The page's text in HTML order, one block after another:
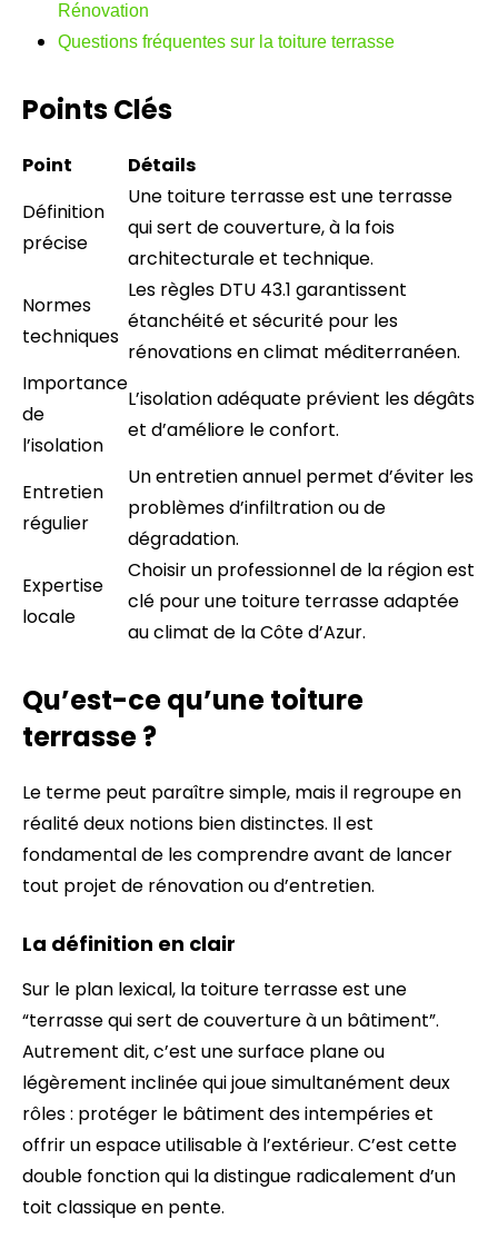
Rénovation
Questions fréquentes sur la toiture terrasse
Points Clés
Point
Détails
Définition
précise
Une toiture terrasse est une terrasse
qui sert de couverture, à la fois
architecturale et technique.
Normes
techniques
Les règles DTU 43.1 garantissent
étanchéité et sécurité pour les
rénovations en climat méditerranéen.
Importance
de
l’isolation
L’isolation adéquate prévient les dégâts
et d’améliore le confort.
Entretien
régulier
Un entretien annuel permet d’éviter les
problèmes d’infiltration ou de
dégradation.
Expertise
locale
Choisir un professionnel de la région est
clé pour une toiture terrasse adaptée
au climat de la Côte d’Azur.
Qu’est-ce qu’une toiture
terrasse ?
Le terme peut paraître simple, mais il regroupe en
réalité deux notions bien distinctes. Il est
fondamental de les comprendre avant de lancer
tout projet de rénovation ou d’entretien.
La définition en clair
Sur le plan lexical, la toiture terrasse est une
“terrasse qui sert de couverture à un bâtiment”.
Autrement dit, c’est une surface plane ou
légèrement inclinée qui joue simultanément deux
rôles : protéger le bâtiment des intempéries et
offrir un espace utilisable à l’extérieur. C’est cette
double fonction qui la distingue radicalement d’un
toit classique en pente.